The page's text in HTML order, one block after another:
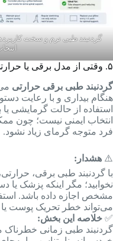
گردنبند طبی نرم و سخت
۵. وقتی از مدل برقی یا حرارتی در خواب استفاده شود
گردنبند طبی برقی حرارتی
هنگام بیداری و با رعایت
استفاده از حالت گرمایشی
انتخاب ایمنی نیست؛ چون
فرد متوجه گرمای زیاد نشود.
⚠️ هشدار:
با گردنبند طبی برقی،
نخوابید؛ مگر اینکه پزشک
مشخص اجازه داده باشد.
می‌تواند خطر تحریک پوست یا
✅ خلاصه این بخش:
گردنبند طبی زمانی خطرناک